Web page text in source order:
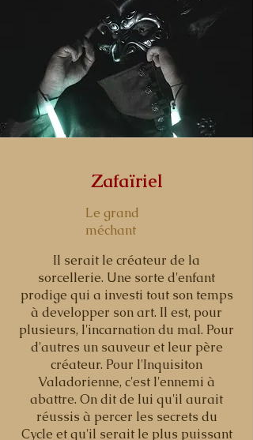
Zafaïriel
Le grand
méchant
Il serait le créateur de la
sorcellerie. Une sorte d'enfant
prodige qui a investi tout son temps
à developper son art. Il est, pour
plusieurs, l'incarnation du mal. Pour
d'autres un sauveur et leur père
créateur. Pour l'Inquisiton
Valadorienne, c'est l'ennemi à
abattre. On dit de lui qu'il aurait
réussis à percer les secrets du
Cycle et qu'il serait le plus puissant